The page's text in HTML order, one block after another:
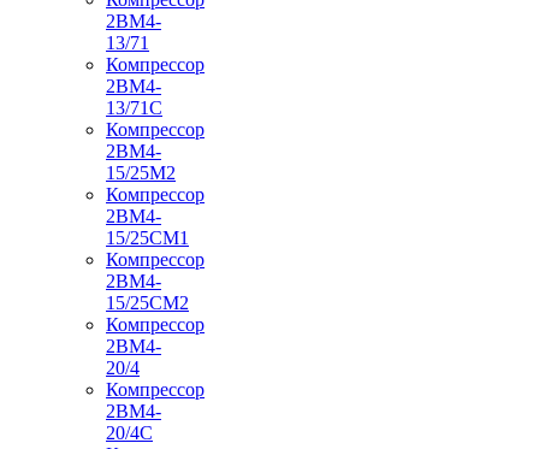
2ВМ4-
13/71
Компрессор
2ВМ4-
13/71С
Компрессор
2ВМ4-
15/25М2
Компрессор
2ВМ4-
15/25СМ1
Компрессор
2ВМ4-
15/25СМ2
Компрессор
2ВМ4-
20/4
Компрессор
2ВМ4-
20/4С